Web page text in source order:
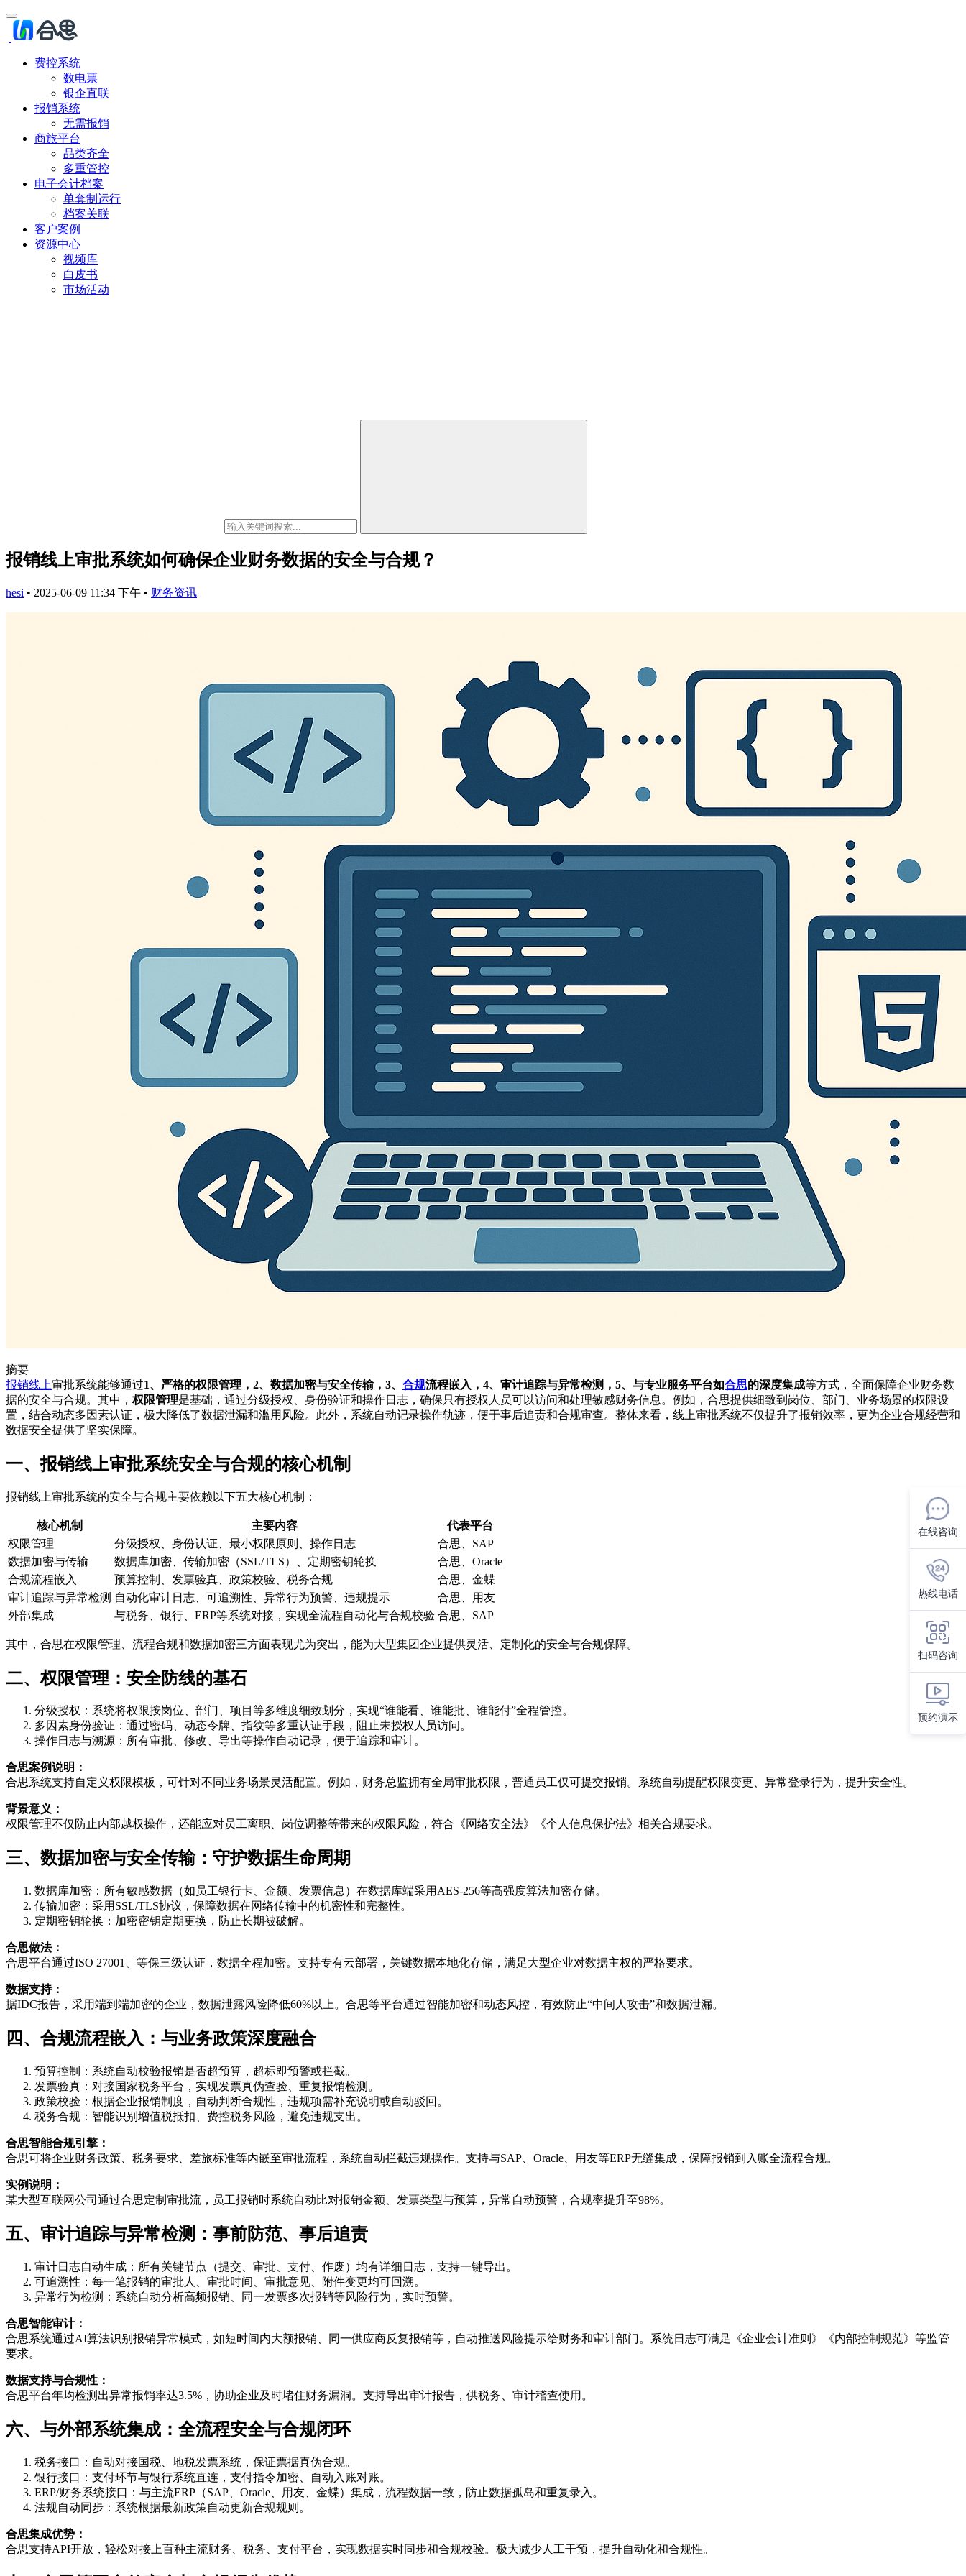
费控系统
数电票
银企直联
报销系统
无需报销
商旅平台
品类齐全
多重管控
电子会计档案
单套制运行
档案关联
客户案例
资源中心
视频库
白皮书
市场活动
报销线上审批系统如何确保企业财务数据的安全与合规？
hesi • 2025-06-09 11:34 下午 • 财务资讯
摘要
报销线上审批系统能够通过1、严格的权限管理，2、数据加密与安全传输，3、 合规流程嵌入，4、审计追踪与异常检测，5、与专业服务平台如合思的深度集成等方式，全面保障企业财务数
据的安全与合规。其中，权限管理是基础，通过分级授权、身份验证和操作日志，确保只有授权人员可以访问和处理敏感财务信息。例如，合思提供细致到岗位、部门、业务场景的权限设
置，结合动态多因素认证，极大降低了数据泄漏和滥用风险。此外，系统自动记录操作轨迹，便于事后追责和合规审查。整体来看，线上审批系统不仅提升了报销效率，更为企业合规经营和
数据安全提供了坚实保障。
一、报销线上审批系统安全与合规的核心机制
报销线上审批系统的安全与合规主要依赖以下五大核心机制：
核心机制 主要内容
代表平台
权限管理
分级授权、身份认证、最小权限原则、操作日志
合思、SAP
数据加密与传输
数据库加密、传输加密（SSL/TLS）、定期密钥轮换
合思、Oracle
合规流程嵌入
预算控制、发票验真、政策校验、税务合规
合思、金蝶
审计追踪与异常检测 自动化审计日志、可追溯性、异常行为预警、违规提示
合思、用友
外部集成
与税务、银行、ERP等系统对接，实现全流程自动化与合规校验 合思、SAP
其中，合思在权限管理、流程合规和数据加密三方面表现尤为突出，能为大型集团企业提供灵活、定制化的安全与合规保障。
二、权限管理：安全防线的基石
分级授权：系统将权限按岗位、部门、项目等多维度细致划分，实现“谁能看、谁能批、谁能付”全程管控。
多因素身份验证：通过密码、动态令牌、指纹等多重认证手段，阻止未授权人员访问。
操作日志与溯源：所有审批、修改、导出等操作自动记录，便于追踪和审计。
合思案例说明：
合思系统支持自定义权限模板，可针对不同业务场景灵活配置。例如，财务总监拥有全局审批权限，普通员工仅可提交报销。系统自动提醒权限变更、异常登录行为，提升安全性。
背景意义：
权限管理不仅防止内部越权操作，还能应对员工离职、岗位调整等带来的权限风险，符合《网络安全法》《个人信息保护法》相关合规要求。
三、数据加密与安全传输：守护数据生命周期
数据库加密：所有敏感数据（如员工银行卡、金额、发票信息）在数据库端采用AES-256等高强度算法加密存储。
传输加密：采用SSL/TLS协议，保障数据在网络传输中的机密性和完整性。
定期密钥轮换：加密密钥定期更换，防止长期被破解。
合思做法：
合思平台通过ISO 27001、等保三级认证，数据全程加密。支持专有云部署，关键数据本地化存储，满足大型企业对数据主权的严格要求。
数据支持：
据IDC报告，采用端到端加密的企业，数据泄露风险降低60%以上。合思等平台通过智能加密和动态风控，有效防止“中间人攻击”和数据泄漏。
四、合规流程嵌入：与业务政策深度融合
预算控制：系统自动校验报销是否超预算，超标即预警或拦截。
发票验真：对接国家税务平台，实现发票真伪查验、重复报销检测。
政策校验：根据企业报销制度，自动判断合规性，违规项需补充说明或自动驳回。
税务合规：智能识别增值税抵扣、费控税务风险，避免违规支出。
合思智能合规引擎：
合思可将企业财务政策、税务要求、差旅标准等内嵌至审批流程，系统自动拦截违规操作。支持与SAP、Oracle、用友等ERP无缝集成，保障报销到入账全流程合规。
实例说明：
某大型互联网公司通过合思定制审批流，员工报销时系统自动比对报销金额、发票类型与预算，异常自动预警，合规率提升至98%。
五、审计追踪与异常检测：事前防范、事后追责
审计日志自动生成：所有关键节点（提交、审批、支付、作废）均有详细日志，支持一键导出。
可追溯性：每一笔报销的审批人、审批时间、审批意见、附件变更均可回溯。
异常行为检测：系统自动分析高频报销、同一发票多次报销等风险行为，实时预警。
合思智能审计：
合思系统通过AI算法识别报销异常模式，如短时间内大额报销、同一供应商反复报销等，自动推送风险提示给财务和审计部门。系统日志可满足《企业会计准则》《内部控制规范》等监管
要求。
数据支持与合规性：
合思平台年均检测出异常报销率达3.5%，协助企业及时堵住财务漏洞。支持导出审计报告，供税务、审计稽查使用。
六、与外部系统集成：全流程安全与合规闭环
税务接口：自动对接国税、地税发票系统，保证票据真伪合规。
银行接口：支付环节与银行系统直连，支付指令加密、自动入账对账。
ERP/财务系统接口：与主流ERP（SAP、Oracle、用友、金蝶）集成，流程数据一致，防止数据孤岛和重复录入。
法规自动同步：系统根据最新政策自动更新合规规则。
合思集成优势：
合思支持API开放，轻松对接上百种主流财务、税务、支付平台，实现数据实时同步和合规校验。极大减少人工干预，提升自动化和合规性。
在线咨询
热线电话
扫码咨询
预约演示